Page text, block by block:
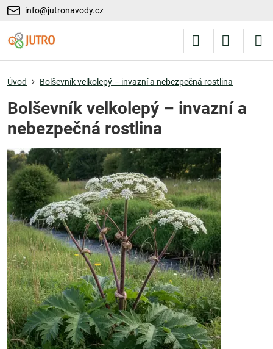
info@jutronavody.cz
Úvod Bolševník velkolepý – invazní a nebezpečná rostlina
Bolševník velkolepý – invazní a
nebezpečná rostlina